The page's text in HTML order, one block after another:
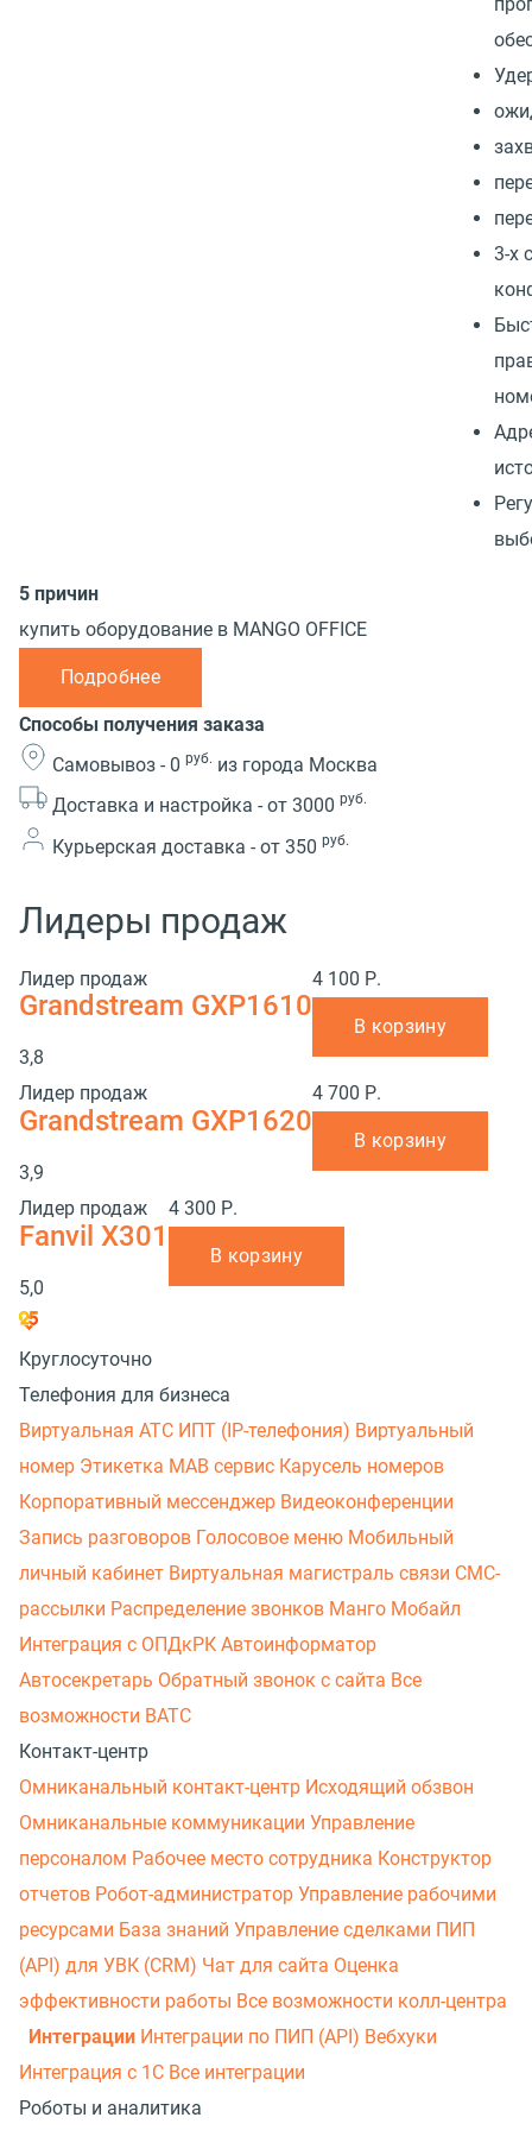
3-х
5 причин
купить оборудование в MANGO OFFICE
Подробнее
Способы получения заказа
Самовывоз - 0 руб. из города Москва
Доставка и настройка - от 3000 руб.
Курьерская доставка - от 350 руб.
Лидеры продаж
Лидер продаж
Grandstream GXP1610
3,8
4 100 Р.
В корзину
Лидер продаж
Grandstream GXP1620
3,9
4 700 Р.
В корзину
Лидер продаж
Fanvil X301
5,0
4 300 Р.
В корзину
Круглосуточно
Телефония для бизнеса
Виртуальная АТС ИПТ (IP-телефония) Виртуальный
номер Этикетка МАВ сервис Карусель номеров
Корпоративный мессенджер Видеоконференции
Запись разговоров Голосовое меню Мобильный
личный кабинет Виртуальная магистраль связи СМС-
рассылки Распределение звонков Манго Мобайл
Интеграция с ОПДкРК Автоинформатор
Автосекретарь Обратный звонок с сайта Все
возможности ВАТС
Контакт-центр
Омниканальный контакт-центр Исходящий обзвон
Омниканальные коммуникации Управление
персоналом Рабочее место сотрудника Конструктор
отчетов Робот-администратор Управление рабочими
ресурсами База знаний Управление сделками ПИП
(API) для УВК (CRM) Чат для сайта Оценка
эффективности работы Все возможности колл-центра
Интеграции Интеграции по ПИП (API) Вебхуки
Интеграция с 1С Все интеграции
Роботы и аналитика